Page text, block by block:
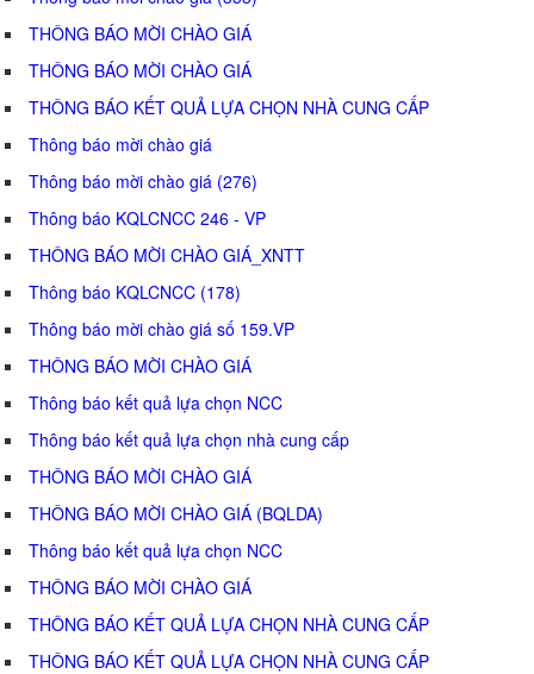
THÔNG BÁO MỜI CHÀO GIÁ
THÔNG BÁO MỜI CHÀO GIÁ
THÔNG BÁO KẾT QUẢ LỰA CHỌN NHÀ CUNG CẤP
Thông báo mời chào giá
Thông báo mời chào giá (276)
Thông báo KQLCNCC 246 - VP
THÔNG BÁO MỜI CHÀO GIÁ_XNTT
Thông báo KQLCNCC (178)
Thông báo mời chào giá số 159.VP
THÔNG BÁO MỜI CHÀO GIÁ
Thông báo kết quả lựa chọn NCC
Thông báo kết quả lựa chọn nhà cung cấp
THÔNG BÁO MỜI CHÀO GIÁ
THÔNG BÁO MỜI CHÀO GIÁ (BQLDA)
Thông báo kết quả lựa chọn NCC
THÔNG BÁO MỜI CHÀO GIÁ
THÔNG BÁO KẾT QUẢ LỰA CHỌN NHÀ CUNG CẤP
THÔNG BÁO KẾT QUẢ LỰA CHỌN NHÀ CUNG CẤP